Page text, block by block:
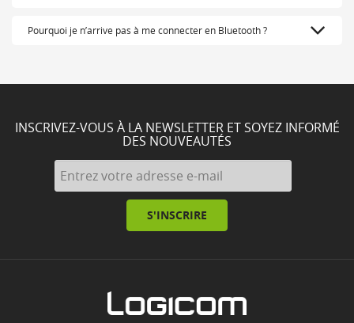
Pourquoi je n’arrive pas à me connecter en Bluetooth ?
INSCRIVEZ-VOUS À LA NEWSLETTER ET SOYEZ INFORMÉ
DES NOUVEAUTÉS
S'INSCRIRE